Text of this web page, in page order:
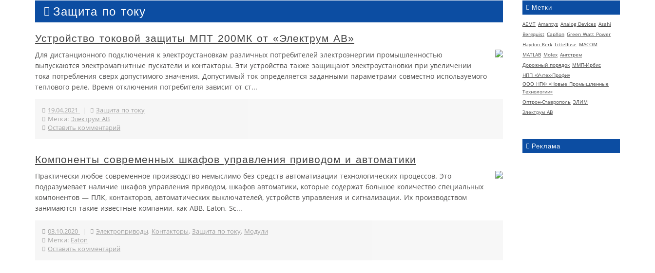
Метки
AEMT Amantys Analog Devices Asahi
Bergquist CapXon Green Watt Power
Haydon Kerk Littelfuse MACOM
MATLAB Molex Ангстрем
Дорожный порядок ММП-Ирбис
НПП «Учтех-Профи»
ООО НПФ «Новые Промышленные
Технологии»
Оптрон-Ставрополь ЭЛИМ
Электрум АВ
Реклама
Защита по току
Устройство токовой защиты МПТ 200МК от «Электрум АВ»
Для дистанционного подключения к электроустановкам различных потребителей электроэнергии промышленностью
выпускаются электромагнитные пускатели и контакторы. Эти устройства также защищают электроустановки при увеличении
тока потребления сверх допустимого значения. Допустимый ток определяется заданными параметрами совместно используемого
теплового реле. Время отключения потребителя зависит от ст...
19.04.2021 |
Защита по току
Метки: Электрум АВ
Оставить комментарий
Компоненты современных шкафов управления приводом и автоматики
Практически любое современное производство немыслимо без средств автоматизации технологических процессов. Это
подразумевает наличие шкафов управления приводом, шкафов автоматики, которые содержат большое количество специальных
компонентов — ПЛК, контакторов, автоматических выключателей, устройств управления и сигнализации. Их производством
занимаются такие известные компании, как ABB, Eaton, Sc...
03.10.2020 | Электроприводы, Контакторы, Защита по току, Модули
Метки: Eaton
Оставить комментарий